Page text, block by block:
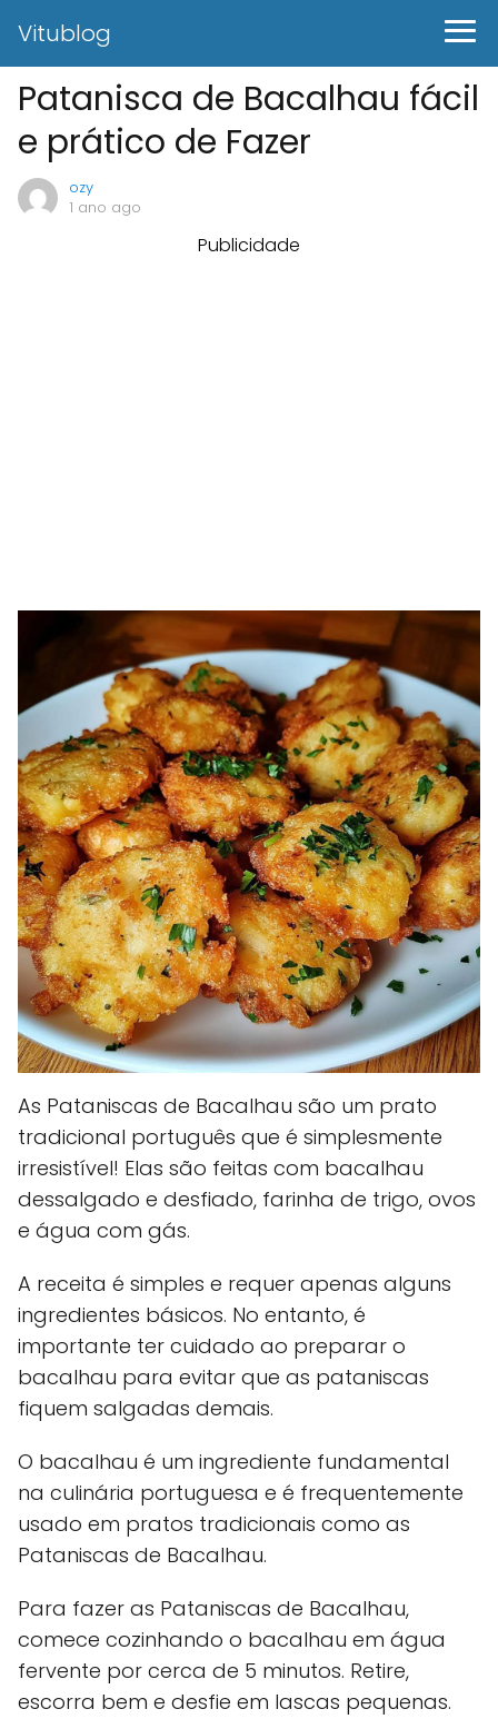
Vitublog
Patanisca de Bacalhau fácil
e prático de Fazer
ozy
1 ano ago
Publicidade
As Pataniscas de Bacalhau são um prato
tradicional português que é simplesmente
irresistível! Elas são feitas com bacalhau
dessalgado e desfiado, farinha de trigo, ovos
e água com gás.
A receita é simples e requer apenas alguns
ingredientes básicos. No entanto, é
importante ter cuidado ao preparar o
bacalhau para evitar que as pataniscas
fiquem salgadas demais.
O bacalhau é um ingrediente fundamental
na culinária portuguesa e é frequentemente
usado em pratos tradicionais como as
Pataniscas de Bacalhau.
Para fazer as Pataniscas de Bacalhau,
comece cozinhando o bacalhau em água
fervente por cerca de 5 minutos. Retire,
escorra bem e desfie em lascas pequenas.